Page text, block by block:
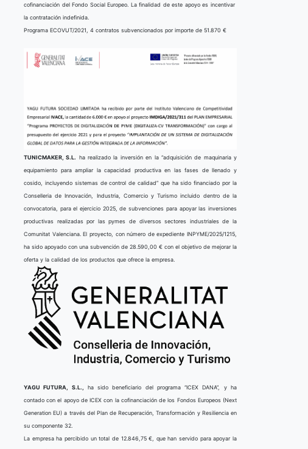
cofinanciación del Fondo Social Europeo. La finalidad de este apoyo es incentivar
la contratación indefinida.
Programa ECOVUT/2021, 4 contratos subvencionados por importe de 51.870 €
TUNICMAKER, S.L. ha realizado la inversión en la “adquisición de maquinaria y
equipamiento para ampliar la capacidad productiva en las fases de llenado y
cosido, incluyendo sistemas de control de calidad” que ha sido financiado por la
Conselleria de Innovación, Industria, Comercio y Turismo incluido dentro de la
convocatoria, para el ejercicio 2025, de subvenciones para apoyar las inversiones
productivas realizadas por las pymes de diversos sectores industriales de la
Comunitat Valenciana. El proyecto, con número de expediente INPYME/2025/1215,
ha sido apoyado con una subvención de 28.590,00 € con el objetivo de mejorar la
oferta y la calidad de los productos que ofrece la empresa.
YAGU FUTURA, S.L.,
ha sido beneficiario del programa “ICEX DANA”, y ha
contado con el apoyo de ICEX con la cofinanciación de los Fondos Europeos (Next
Generation EU) a través del Plan de Recuperación, Transformación y Resiliencia en
su componente 32.
La empresa ha percibido un total de 12.846,75 €, que han servido para apoyar la